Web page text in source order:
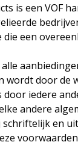
is een VOF
een
wordt door
iedere
andere
en